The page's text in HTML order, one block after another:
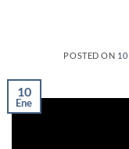
POSTED ON 10
10
Ene